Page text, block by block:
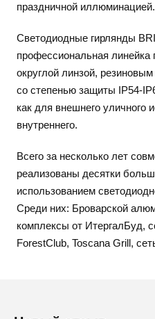
праздничной иллюминацией.
Светодиодные гирлянды
профессиональная линейка
округлой линзой,
со степенью защиты IP54-
как для внешнего уличного
внутреннего.
Всего за несколько лет
реализованы десятки
использованием
Среди них: Броварской
комплексы от ИтергалБуд,
ForestClub, Toscana Grill,